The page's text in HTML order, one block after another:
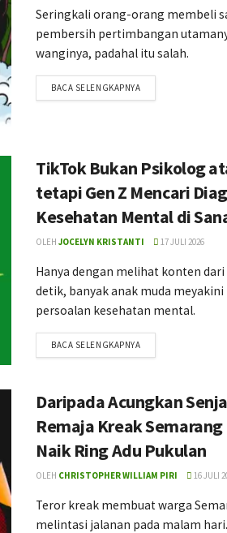
Seringkali orang-orang membeli
pembersih pertimbangan
wanginya, padahal itu salah.
BACA SELENGKAPNYA
TikTok Bukan Psikolog
tetapi Gen Z Mencari
Kesehatan Mental di
OLEH JOCELYN KRISTANTI 17 JULI 2026
Hanya dengan melihat konten dari
detik, banyak anak muda meyakini
persoalan kesehatan mental.
BACA SELENGKAPNYA
Daripada Acungkan
Remaja Kreak
Naik Ring Adu Pukulan
OLEH CHRISTOPHER WILLIAM PIRI 16 JULI
Teror kreak membuat warga
melintasi jalanan pada malam